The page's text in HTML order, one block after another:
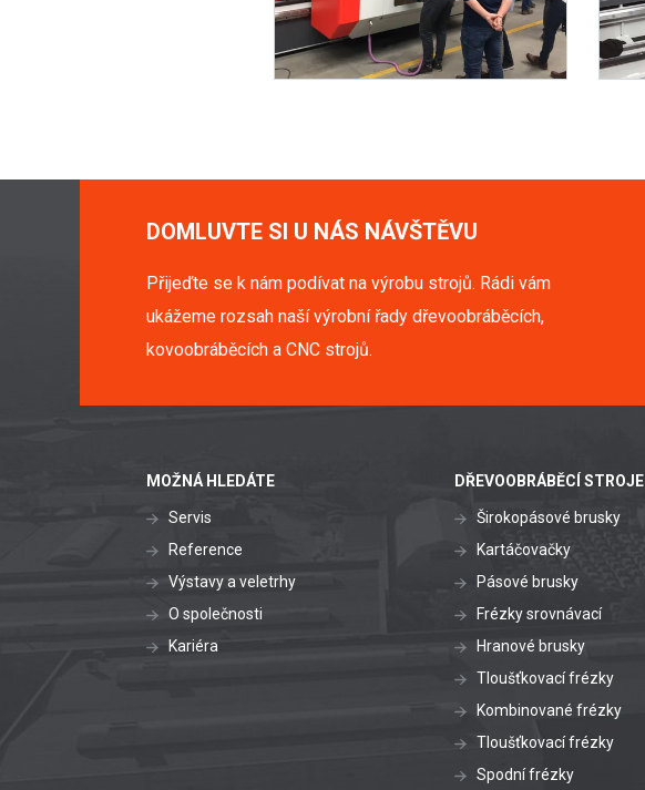
DOMLUVTE SI U NÁS NÁVŠTĚVU
Přijeďte se k nám podívat na výrobu strojů. Rádi vám
ukážeme rozsah naší výrobní řady dřevoobráběcích,
kovoobráběcích a CNC strojů.
MOŽNÁ HLEDÁTE
Servis
Reference
Výstavy a veletrhy
O společnosti
Kariéra
DŘEVOOBRÁBĚCÍ STROJE
Širokopásové brusky
Kartáčovačky
Pásové brusky
Frézky srovnávací
Hranové brusky
Tloušťkovací frézky
Kombinované frézky
Tloušťkovací frézky
Spodní frézky